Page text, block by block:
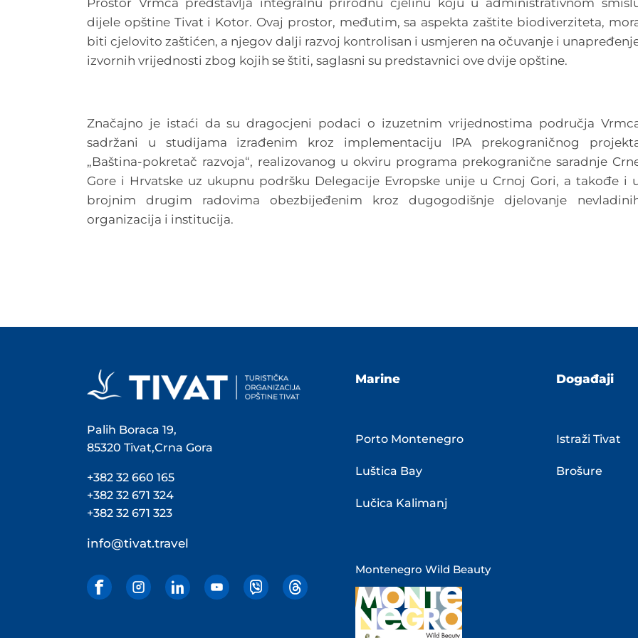
dijele opštine Tivat i Kotor. Ovaj prostor, međutim, sa aspekta zaštite biodiverziteta,
biti cjelovito zaštićen, a njegov dalji razvoj kontrolisan i usmjeren na očuvanje i
izvornih vrijednosti zbog kojih se štiti, saglasni su predstavnici ove dvije opštine.
Značajno je istaći da su dragocjeni podaci o izuzetnim vrijednostima područja
sadržani u studijama izrađenim kroz implementaciju IPA prekograničnog
„Baština-pokretač razvoja“, realizovanog u okviru programa prekogranične saradnje
Gore i Hrvatske uz ukupnu podršku Delegacije Evropske unije u Crnoj Gori, a takođe i
brojnim drugim radovima obezbijeđenim kroz dugogodišnje djelovanje
organizacija i institucija.
Palih Boraca 19,
85320 Tivat,Crna Gora
+382 32 660 165
+382 32 671 324
+382 32 671 323
info@tivat.travel
Marine
Porto Montenegro
Luštica Bay
Lučica Kalimanj
Montenegro Wild Beauty
Događaji
Istraži Tivat
Brošure